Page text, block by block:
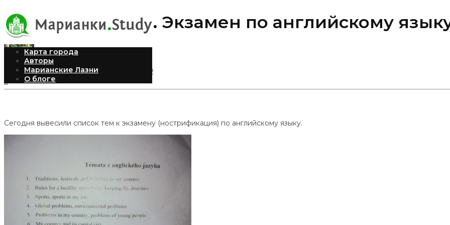
Карта города
Авторы
Марианские Лазни
О блоге
Нострификация. Экзамен по английскому
Andrea Опубликовано 03.05.2012
Сегодня вывесили список тем к экзамену (нострификация) по английскому языку.